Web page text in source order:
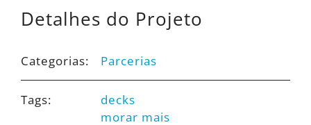
Detalhes do Projeto
Categorias: Parcerias
Tags:
decks
morar mais